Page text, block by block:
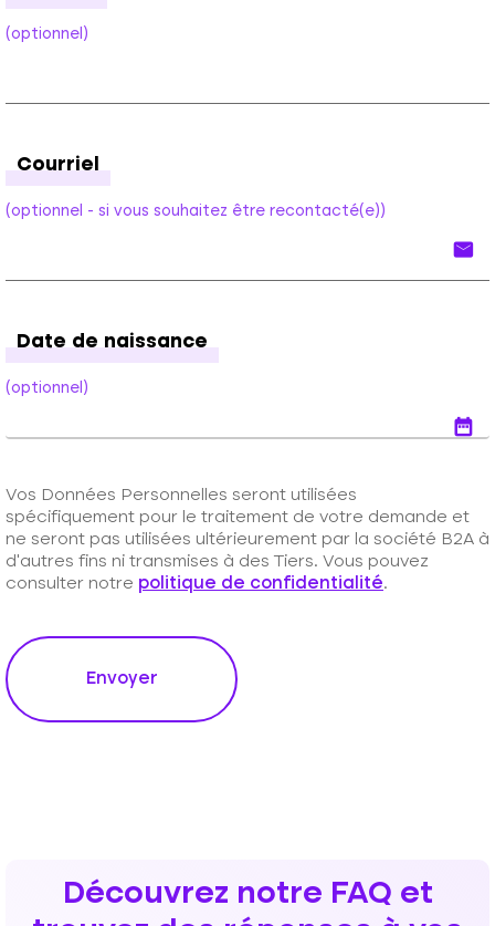
(optionnel)
Courriel
(optionnel - si vous souhaitez être recontacté(e))
email
Date de naissance
(optionnel)
date_range
Vos Données Personnelles seront utilisées
spécifiquement pour le traitement de votre demande et
ne seront pas utilisées ultérieurement par la société B2A à
d’autres fins ni transmises à des Tiers. Vous pouvez
consulter notre politique de confidentialité.
Envoyer
Découvrez notre FAQ et